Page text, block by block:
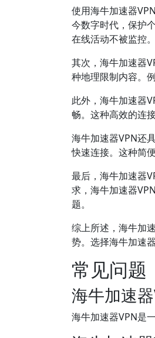
使用海牛加速器
今数字时代，保护
在线活动不被监控。
其次，海牛加速器
种地理限制内容。
此外，海牛加速器
畅。这种高效的连
海牛加速器VPN还
快速连接。这种简
最后，海牛加速器
求，海牛加速器
题。
综上所述，海牛加
势。选择海牛加速
常见问题
海牛加速
海牛加速器VPN是